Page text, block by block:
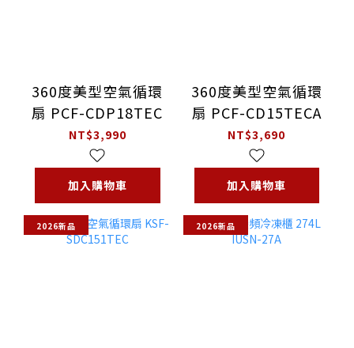
360度美型空氣循環
扇 PCF-CDP18TEC
NT$3,990
加入購物車
360度美型空氣循環
扇 PCF-CD15TECA
NT$3,690
加入購物車
2026新品 2026新品